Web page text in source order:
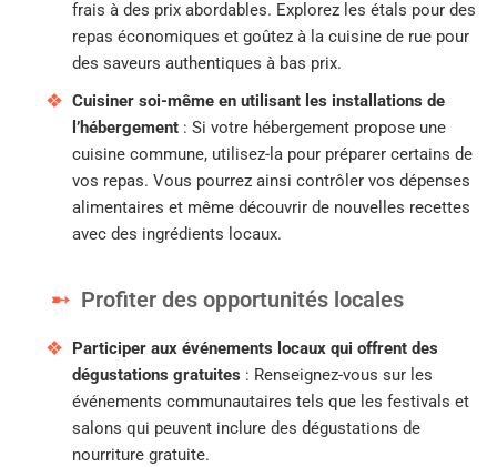
frais à des prix abordables. Explorez les étals pour des
repas économiques et goûtez à la cuisine de rue pour
des saveurs authentiques à bas prix.
Cuisiner soi-même en utilisant les installations de
l’hébergement : Si votre hébergement propose une
cuisine commune, utilisez-la pour préparer certains de
vos repas. Vous pourrez ainsi contrôler vos dépenses
alimentaires et même découvrir de nouvelles recettes
avec des ingrédients locaux.
Profiter des opportunités locales
Participer aux événements locaux qui offrent des
dégustations gratuites : Renseignez-vous sur les
événements communautaires tels que les festivals et
salons qui peuvent inclure des dégustations de
nourriture gratuite.